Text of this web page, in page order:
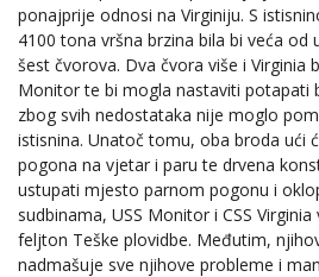
ponajprije odnosi na Virginiju. S
4100 tona vršna brzina bila bi veća od
šest čvorova. Dva čvora više i Virginia
Monitor te bi mogla nastaviti potapati
zbog svih nedostataka nije moglo
istisnina. Unatoč tomu, oba broda ući
pogona na vjetar i paru te drvena
ustupati mjesto parnom pogonu i
sudbinama, USS Monitor i CSS
feljton Teške plovidbe. Međutim,
nadmašuje sve njihove probleme i